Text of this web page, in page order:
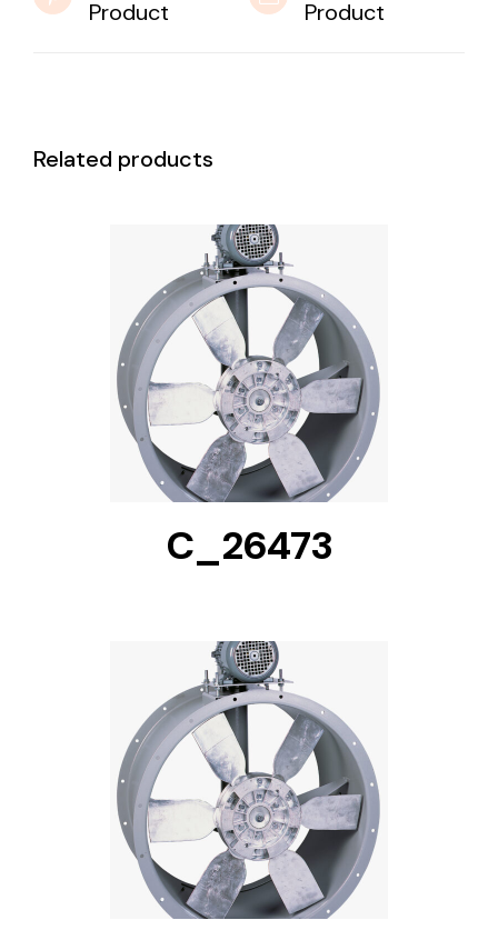
Product Product
Related products
DETAILS
C_26473
DETAILS